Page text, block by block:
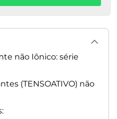
não Iônico: série
(TENSOATIVO) não